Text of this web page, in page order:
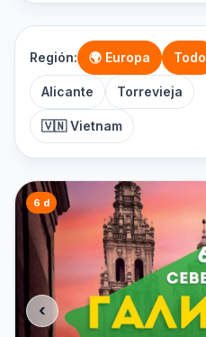
Región: 🌍 Europa Todo
Alicante Torrevieja
🇻🇳 Vietnam
‹
6 d